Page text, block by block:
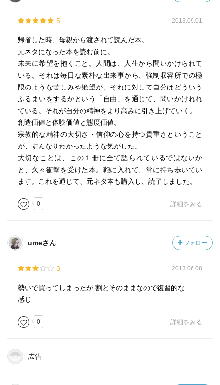
5 2013.09.01
帰省した時、母親から渡されて読んだ本。
元ネタになった本を読む前に。
未来に希望を抱くこと。人間は、人生から問いかけられて
いる。それは毎日な素朴な出来事から、強制収容所での極
限のような苦しみや絶望が、それに対して自分はどういう
ふるまいをするかという「自由」を通じて、問いかけれれ
ている。それが自分の精神をより高みに引き上げていく。
創造価値と体験価値と態度価値。
宗教的な精神の大切さ・信仰の心を持つ貴重さということ
が、すんなりわかったような気がした。
大切なことは、この１冊に全て語られているではないか
と、久々衝撃を受けた本。鞄に入れて、常に持ち歩いてい
ます。これを通じて、元ネタ本も購入し、読了しました。
0 詳細をみる
umeさん フォロー
3 2013.06.08
勢いで買ってしまったが 割とそのままなので復習的な
感じ
0 詳細をみる
広告